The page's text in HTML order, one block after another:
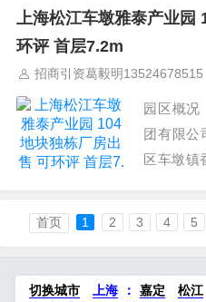
818.18元
上海松江车墩雅泰产业园
环评 首层7.2m
招商引资葛毅明13524678515
园区概况
团有限公
区车墩镇
818.18元
积】2200
评】是 房
首页 1 2 3 4 5
切换城市 上海 ： 嘉定 松江